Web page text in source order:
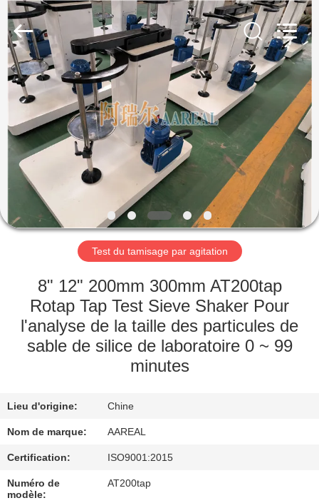
À
LA
MAISON
PRODUITS
À
PROPOS
NOUS
VISITE
DE
CONTRÔLE
DE
LA
QUALITÉ
2026
Xinxiang
AAREAL
Machine
Co.,Ltd.
All
Rights
Reserved.
Test du tamisage par agitation
8" 12" 200mm 300mm AT200tap
Rotap Tap Test Sieve Shaker Pour
l'analyse de la taille des particules de
sable de silice de laboratoire 0 ~ 99
minutes
Lieu d'origine: Chine
Nom de marque: AAREAL
Certification: ISO9001:2015
Numéro de
modèle:
AT200tap